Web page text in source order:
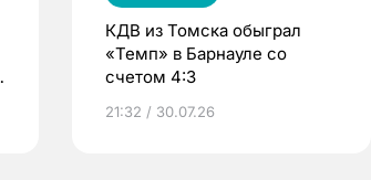
КДВ из Томска обыграл
«Темп» в Барнауле со
счетом 4:3
21:32 / 30.07.26